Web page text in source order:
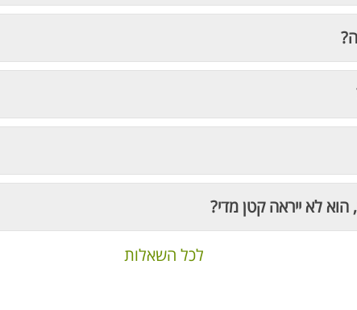
לא ייראה קטן מדי?
לכל השאלות